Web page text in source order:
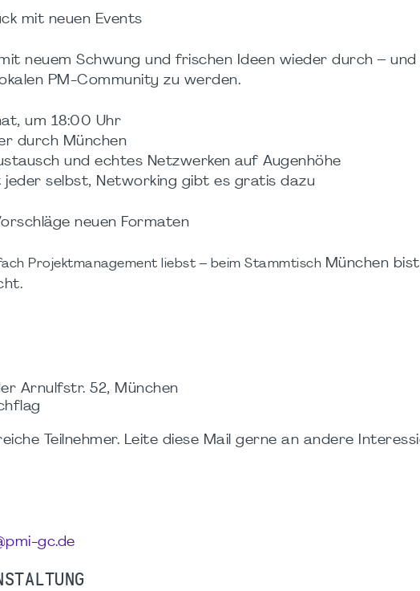
mit neuen Events
neuem Schwung und frischen Ideen wieder durch – und
PM-Community zu werden.
um 18:00 Uhr
durch München
und echtes Netzwerken auf Augenhöhe
jeder selbst, Networking gibt es gratis dazu
neuen Formaten
Projektmanagement liebst – beim Stammtisch München
Arnulfstr. 52, München
Teilnehmer. Leite diese Mail gerne an andere
gc.de